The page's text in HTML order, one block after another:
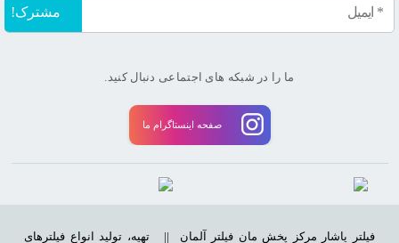
ما را در شبکه های اجتماعی دنبال کنید.
صفحه اینستاگرام ما
فیلتر یاشار مرکز پخش مان فیلتر آلمان ||تهیه، تولید انواع فیلترهای